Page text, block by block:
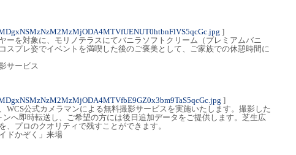
]
ーを対象に、モリノテラスにてバニラソフトクリーム（プレミアムバニ
スプレ姿でイベントを満喫した後のご褒美として、ご家族での休憩時間に
サービス
]
WCS公式カメラマンによる無料撮影サービスを実施いたします。撮影した
へ即時転送し、ご希望の方には後日追加データをご提供します。芝生広
、プロのクオリティで残すことができます。
ドかぞく」来場